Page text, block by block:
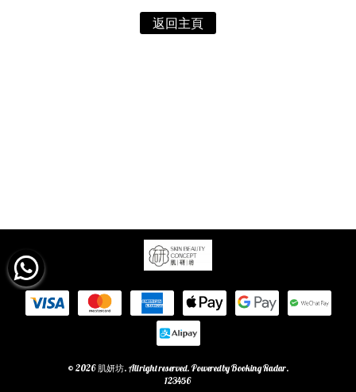
返回主頁
© 2026 肌妍坊. All right reserved. Powered byBooking Radar.
123456